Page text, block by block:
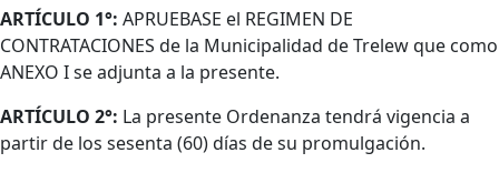
Cuerpo
ARTÍCULO 1°: APRUEBASE el REGIMEN DE
CONTRATACIONES de la Municipalidad de Trelew que como
ANEXO I se adjunta a la presente.
ARTÍCULO 2°: La presente Ordenanza tendrá vigencia a
partir de los sesenta (60) días de su promulgación.